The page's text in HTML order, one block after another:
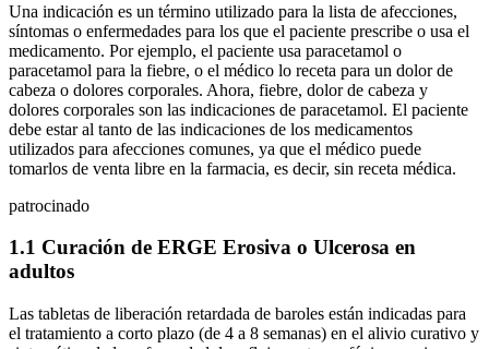
Una indicación es un término utilizado para la lista de afecciones,
síntomas o enfermedades para los que el paciente prescribe o usa el
medicamento. Por ejemplo, el paciente usa paracetamol o
paracetamol para la fiebre, o el médico lo receta para un dolor de
cabeza o dolores corporales. Ahora, fiebre, dolor de cabeza y
dolores corporales son las indicaciones de paracetamol. El paciente
debe estar al tanto de las indicaciones de los medicamentos
utilizados para afecciones comunes, ya que el médico puede
tomarlos de venta libre en la farmacia, es decir, sin receta médica.
patrocinado
1.1 Curación de ERGE Erosiva o Ulcerosa en
adultos
Las tabletas de liberación retardada de baroles están indicadas para
el tratamiento a corto plazo (de 4 a 8 semanas) en el alivio curativo y